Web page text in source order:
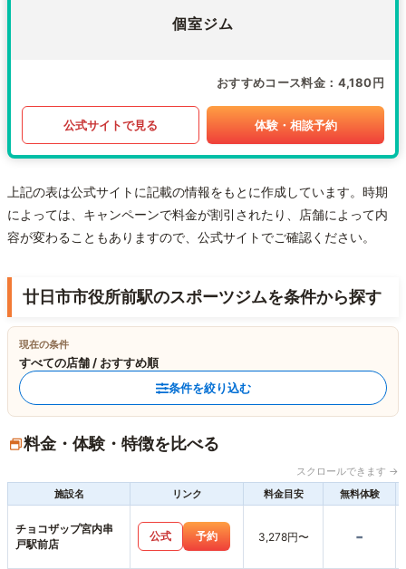
個室ジム
おすすめコース料金 4,180円
公式サイトで見る 体験・相談予約
上記の表は公式サイトに記載の情報をもとに作成しています。時期
によっては、キャンペーンで料金が割引されたり、店舗によって内
容が変わることもありますので、公式サイトでご確認ください。
廿日市市役所前駅のスポーツジムを条件から探す
現在の条件
すべての店舗 / おすすめ順
条件を絞り込む
料金・体験・特徴を比べる
スクロールできます →
施設名
リンク 料金目安 無料体験
チョコザップ宮内串
戸駅前店
公式 予約 3,278円〜 -